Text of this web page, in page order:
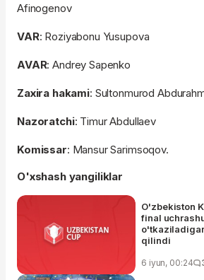
Afinogenov
VAR: Roziyabonu Yusupova
AVAR: Andrey Sapenko
Zaxira hakami: Sultonmurod
Nazoratchi: Timur Abdullaev
Komissar: Mansur Sarimsoqov.
O'xshash yangiliklar
O'zbekiston
final
qilindi
6 iyun, 00:24